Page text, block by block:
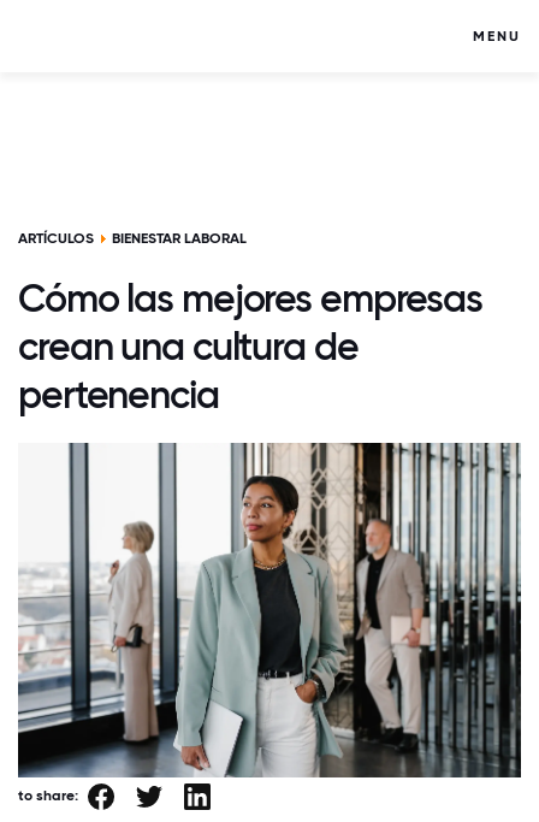
MENU
ARTÍCULOS BIENESTAR LABORAL
Cómo las mejores empresas
crean una cultura de
pertenencia
to share: